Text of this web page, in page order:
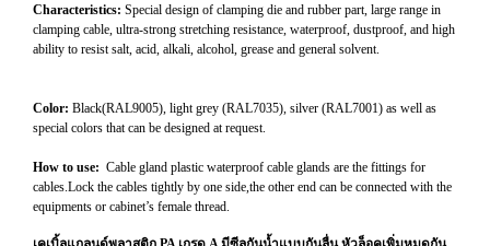
Characteristics: Special design of clamping die and rubber part, large range in
clamping cable, ultra-strong stretching resistance, waterproof, dustproof, and high
ability to resist salt, acid, alkali, alcohol, grease and general solvent.
Color: Black(RAL9005), light grey (RAL7035), silver (RAL7001) as well as
special colors that can be designed at request.
How to use: Cable gland plastic waterproof cable glands are the fittings for
cables.Lock the cables tightly by one side,the other end can be connected with the
equipments or cabinet’s female thread.